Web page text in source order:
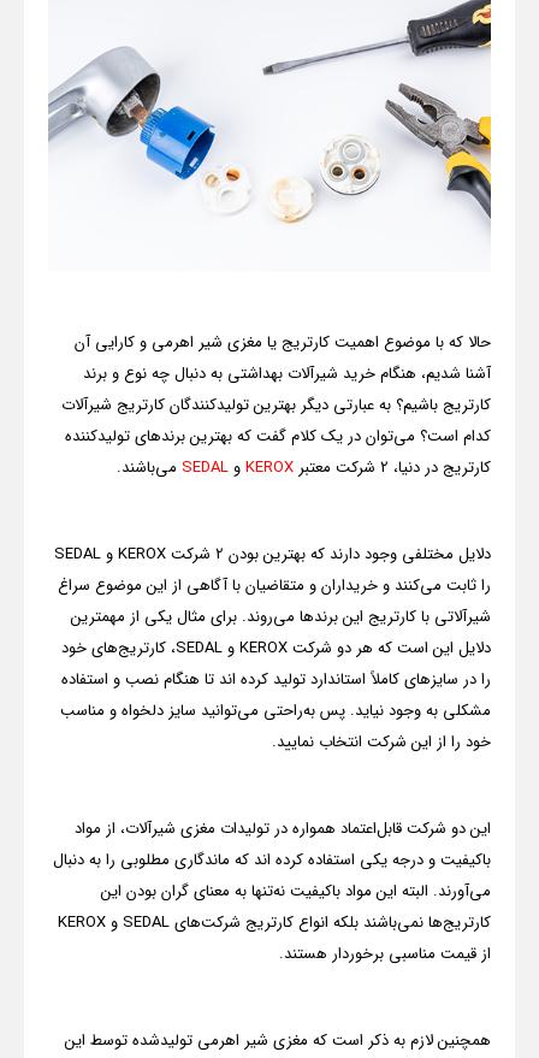
حالا که با موضوع اهمیت کارتریج یا مغزی شیر اهرمی و کارایی آن
آشنا شدیم، هنگام خرید شیرآلات بهداشتی به دنبال چه نوع و برند
کارتریج باشیم؟ به عبارتی دیگر بهترین تولیدکنندگان کارتریج شیرآلات
کدام است؟ می‌توان در یک کلام گفت که بهترین برندهای تولیدکننده
کارتریج در دنیا، 2 شرکت معتبر
KEROXوSEDAL می‌باشند.
دلایل مختلفی وجود دارند که بهترین بودن 2 شرکت KEROXوSEDAL
را ثابت می‌کنند و خریداران و متقاضیان با آگاهی از این موضوع سراغ
شیرآلاتی با کارتریج این برندها می‌روند. برای مثال یکی از مهمترین
دلایل این است که هر دو شرکتKEROXوSEDAL، کارتریج‌های خود
را در سایزهای کاملاً استاندارد تولید کرده اند تا هنگام نصب و استفاده
مشکلی به وجود نیاید. پس به‌راحتی می‌توانید سایز دلخواه و مناسب
خود را از این شرکت انتخاب نمایید.
این دو شرکت قابل‌اعتماد همواره در تولیدات مغزی شیرآلات، از مواد
باکیفیت و درجه یکی استفاده کرده اند که ماندگاری مطلوبی را به دنبال
می‌آورند. البته این مواد باکیفیت نه‌تنها به معنای گران بودن این
کارتریج‌ها نمی‌باشند بلکه انواع کارتریج شرکت‌هایSEDALوKEROX
از قیمت مناسبی برخوردار هستند.
همچنین لازم به ذکر است که مغزی شیر اهرمی تولیدشده توسط این